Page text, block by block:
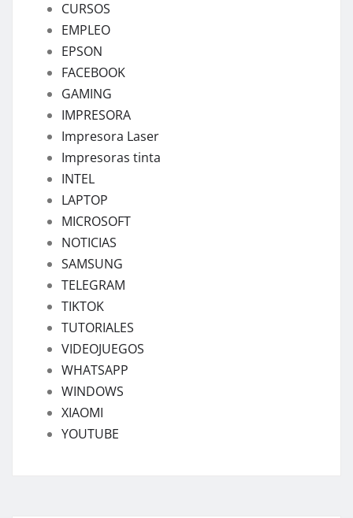
CURSOS
EMPLEO
EPSON
FACEBOOK
GAMING
IMPRESORA
Impresora Laser
Impresoras tinta
INTEL
LAPTOP
MICROSOFT
NOTICIAS
SAMSUNG
TELEGRAM
TIKTOK
TUTORIALES
VIDEOJUEGOS
WHATSAPP
WINDOWS
XIAOMI
YOUTUBE